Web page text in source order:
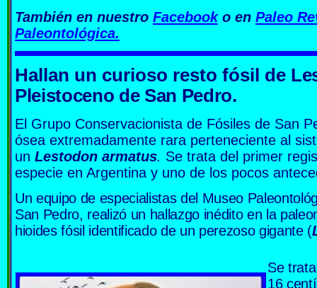
También en nuestro Facebooko en Paleo
Paleontológica.
Hallan un curioso resto fósil de
Pleistoceno de San Pedro.
El Grupo Conservacionista de Fósiles de San
ósea extremadamente rara perteneciente al
un Lestodon armatus. Se trata del primer
especie en Argentina y uno de los pocos
Un equipo de especialistas del Museo
San Pedro, realizó un hallazgo inédito en la
hioides fósil identificado de un perezoso gigante (
Se
16